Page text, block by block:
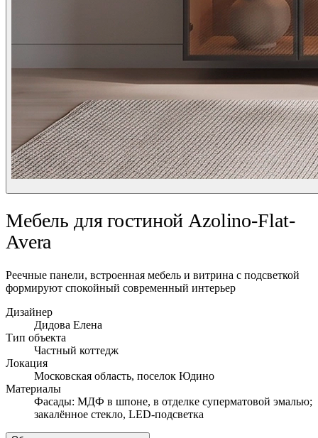
Мебель для гостиной Azolino-Flat-
Avera
Реечные панели, встроенная мебель и витрина с подсветкой
формируют спокойный современный интерьер
Дизайнер
Дидова Елена
Тип объекта
Частный коттедж
Локация
Московская область, поселок Юдино
Материалы
Фасады: МДФ в шпоне, в отделке суперматовой эмалью;
закалённое стекло, LED-подсветка